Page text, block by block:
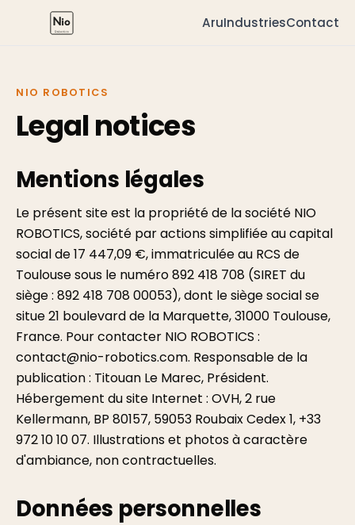
AruIndustriesContact
NIO ROBOTICS
Legal notices
Mentions légales
Le présent site est la propriété de la société NIO
ROBOTICS, société par actions simplifiée au capital
social de 17 447,09 €, immatriculée au RCS de
Toulouse sous le numéro 892 418 708 (SIRET du
siège : 892 418 708 00053), dont le siège social se
situe 21 boulevard de la Marquette, 31000 Toulouse,
France. Pour contacter NIO ROBOTICS :
contact@nio-robotics.com. Responsable de la
publication : Titouan Le Marec, Président.
Hébergement du site Internet : OVH, 2 rue
Kellermann, BP 80157, 59053 Roubaix Cedex 1, +33
972 10 10 07. Illustrations et photos à caractère
d'ambiance, non contractuelles.
Données personnelles